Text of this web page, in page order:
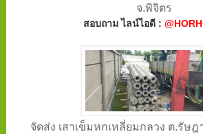
จ.พิจิตร
สอบถาม ไลน์ไอดี :
จัดส่ง เสาเข็มหกเหลี่ยมกลวง ต.รัษฎ